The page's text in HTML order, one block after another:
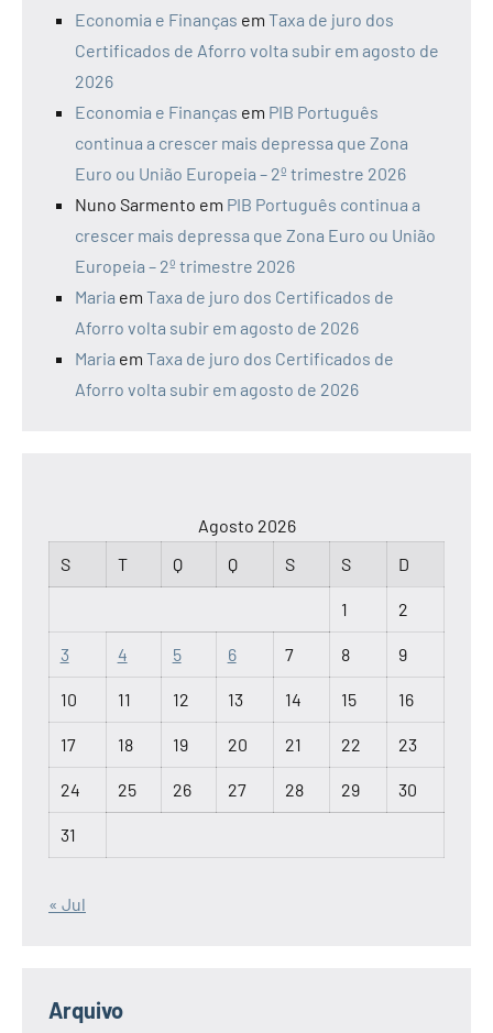
Economia e Finanças em Taxa de juro dos
Certificados de Aforro volta subir em agosto de
2026
Economia e Finanças em PIB Português
continua a crescer mais depressa que Zona
Euro ou União Europeia – 2º trimestre 2026
Nuno Sarmento em PIB Português continua a
crescer mais depressa que Zona Euro ou União
Europeia – 2º trimestre 2026
Maria em Taxa de juro dos Certificados de
Aforro volta subir em agosto de 2026
Maria em Taxa de juro dos Certificados de
Aforro volta subir em agosto de 2026
Agosto 2026
S
T Q Q S S D
1 2
3 4 5 6 7 8 9
10 11 12 13 14 15 16
17 18 19 20 21 22 23
24 25 26 27 28 29 30
31
« Jul
Arquivo